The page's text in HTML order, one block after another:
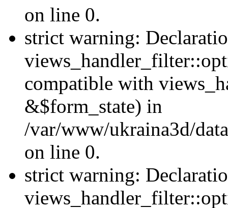
on line 0.
strict warning:
compatible with
&$form_state) in
/var/www/ukraina3d/
on line 0.
strict warning: